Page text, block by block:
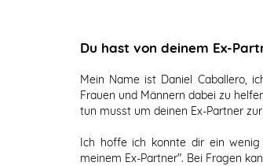
Du hast von deinem Ex-
Mein Name ist Daniel Caballero,
Frauen und Männern dabei zu
tun musst um deinen Ex-Partner
Ich hoffe ich konnte dir ein
meinem Ex-Partner". Bei Fragen